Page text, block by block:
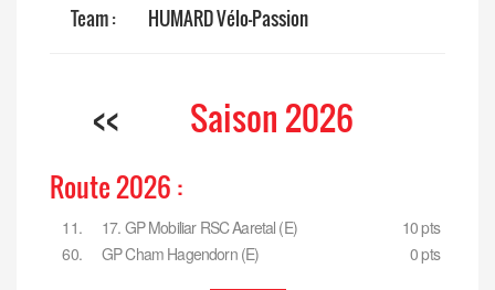
Team :
HUMARD Vélo-Passion
<< Saison 2026
Route 2026 :
11. 17. GP Mobiliar RSC Aaretal (E)
10 pts
60.
GP Cham Hagendorn (E) 0 pts